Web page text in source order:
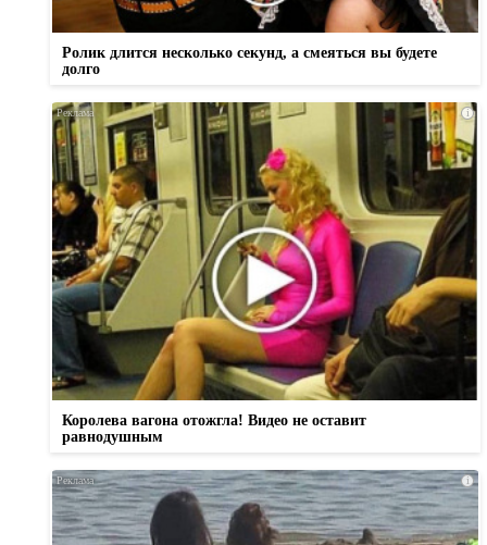
Ролик длится несколько секунд, а смеяться вы будете
долго
i
Королева вагона отожгла! Видео не оставит
равнодушным
i